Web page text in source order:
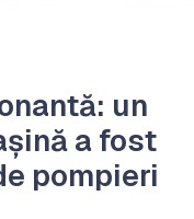
un
a fost
pompieri